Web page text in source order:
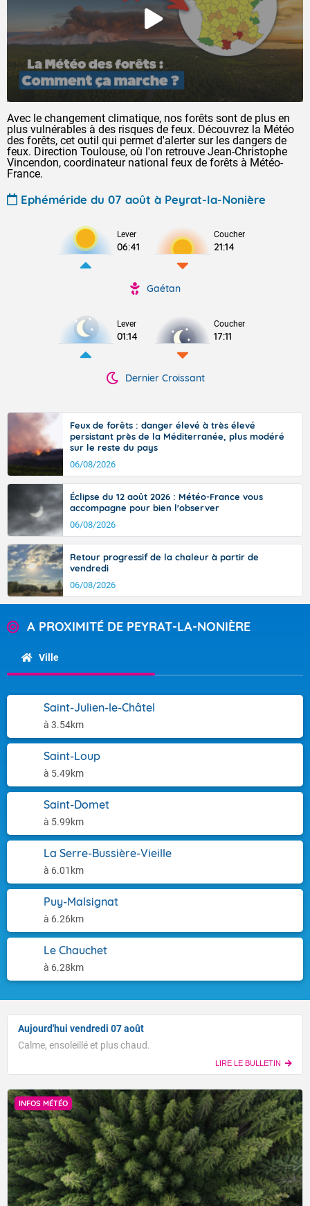
Avec le changement climatique, nos forêts sont de plus en
plus vulnérables à des risques de feux. Découvrez la Météo
des forêts, cet outil qui permet d'alerter sur les dangers de
feux. Direction Toulouse, où l'on retrouve Jean-Christophe
Vincendon, coordinateur national feux de forêts à Météo-
France.
Ephéméride du 07 août à Peyrat-la-Nonière
Lever
06:41
Coucher
21:14
Gaétan
Lever
01:14
Coucher
17:11
Dernier Croissant
Feux de forêts : danger élevé à très élevé
persistant près de la Méditerranée, plus modéré
sur le reste du pays
06/08/2026
Éclipse du 12 août 2026 : Météo-France vous
accompagne pour bien l'observer
06/08/2026
Retour progressif de la chaleur à partir de
vendredi
06/08/2026
A PROXIMITÉ DE PEYRAT-LA-NONIÈRE
Ville
Saint-Julien-le-Châtel
à 3.54km
Saint-Loup
à 5.49km
Saint-Domet
à 5.99km
La Serre-Bussière-Vieille
à 6.01km
Puy-Malsignat
à 6.26km
Le Chauchet
à 6.28km
Aujourd'hui vendredi 07 août
Calme, ensoleillé et plus chaud.
LIRE LE BULLETIN
INFOS MÉTÉO